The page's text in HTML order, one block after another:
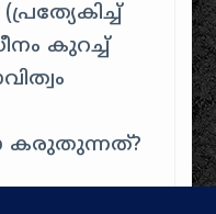
കുറച്ച്
കരുതുന്നത്?